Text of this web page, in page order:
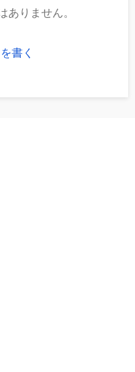
ありません。
書く